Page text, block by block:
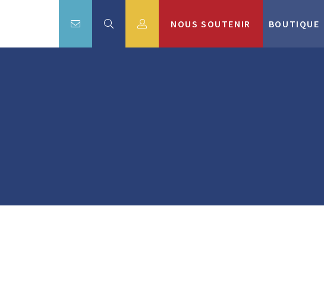
NOUS SOUTENIR BOUTIQUE